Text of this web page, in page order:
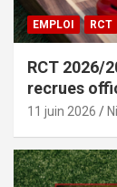
EMPLOI RCT
RCT 2026/
recrues
11 juin 2026